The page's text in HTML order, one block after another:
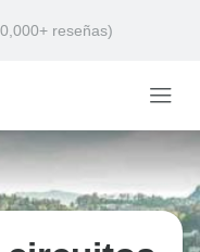
Finaliza:12 ago., 2026